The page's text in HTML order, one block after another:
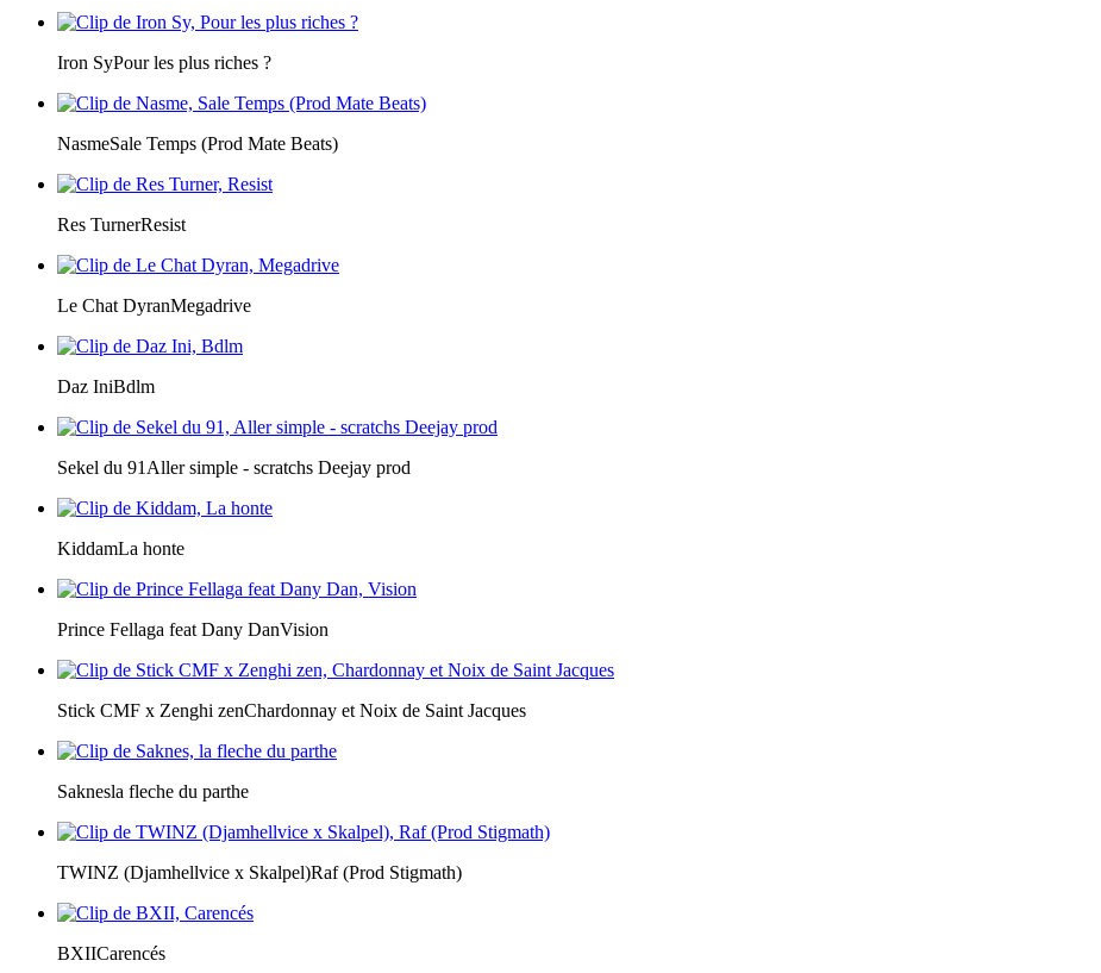
Iron SyPour les plus riches ?
NasmeSale Temps (Prod Mate Beats)
Res TurnerResist
Le Chat DyranMegadrive
Daz IniBdlm
Sekel du 91 Aller simple - scratchs Deejay prod
KiddamLa honte
Prince Fellaga feat Dany DanVision
Stick CMF x Zenghi zenChardonnay et Noix de Saint Jacques
Saknesla fleche du parthe
TWINZ (Djamhellvice x Skalpel)Raf (Prod Stigmath)
BXIICarencés